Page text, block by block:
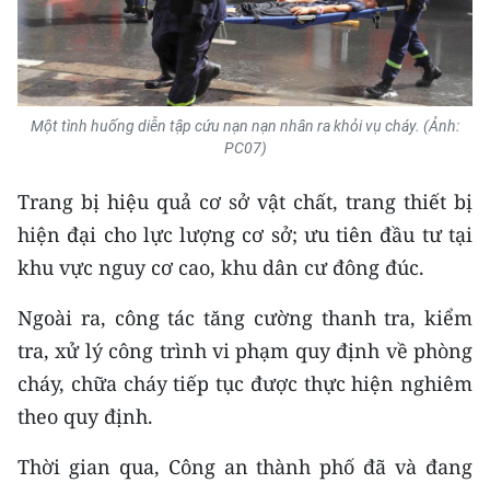
Một tình huống diễn tập cứu nạn nạn nhân ra khỏi vụ cháy. (Ảnh:
PC07)
Trang bị hiệu quả cơ sở vật chất, trang thiết bị
hiện đại cho lực lượng cơ sở; ưu tiên đầu tư tại
khu vực nguy cơ cao, khu dân cư đông đúc.
Ngoài ra, công tác tăng cường thanh tra, kiểm
tra, xử lý công trình vi phạm quy định về phòng
cháy, chữa cháy tiếp tục được thực hiện nghiêm
theo quy định.
Thời gian qua, Công an thành phố đã và đang